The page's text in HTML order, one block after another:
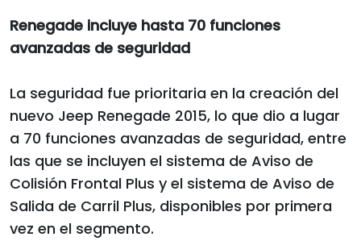
Renegade incluye hasta 70 funciones
avanzadas de seguridad
La seguridad fue prioritaria en la creación del
nuevo Jeep Renegade 2015, lo que dio a lugar
a 70 funciones avanzadas de seguridad, entre
las que se incluyen el sistema de Aviso de
Colisión Frontal Plus y el sistema de Aviso de
Salida de Carril Plus, disponibles por primera
vez en el segmento.